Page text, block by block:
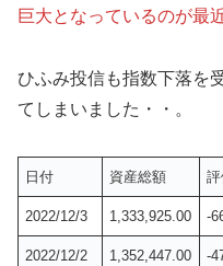
巨大となっているのが最
ひふみ投信も指数下落を
てしまいました・・。
日付 資産総額
2022/12/3 1,333,925.00 -
2022/12/2 1,352,447.00 -